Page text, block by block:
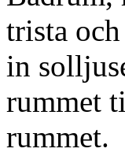
trista
in
rummet
rummet.